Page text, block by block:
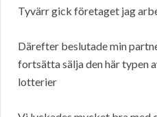
Tyvärr gick företaget jag
Därefter beslutade min
fortsätta sälja den här typen
lotterier